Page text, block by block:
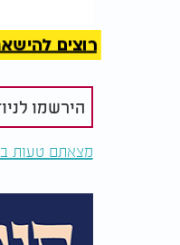
רוצים
הירשמו
מצאתם טעות